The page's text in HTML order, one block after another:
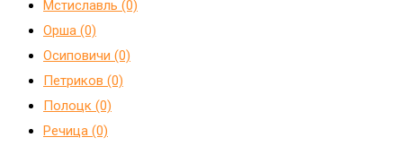
Мстиславль (0)
Орша (0)
Осиповичи (0)
Петриков (0)
Полоцк (0)
Речица (0)